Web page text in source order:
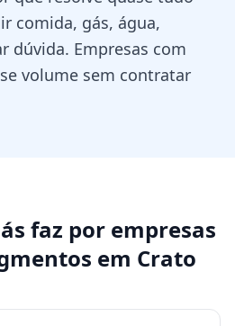
comida, gás, água,
dúvida. Empresas com
volume sem contratar
faz por empresas
em Crato